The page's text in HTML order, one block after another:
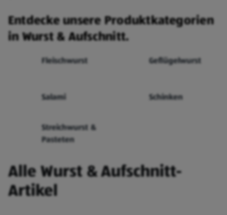
Entdecke unsere Produktkategorien
in Wurst & Aufschnitt.
Fleischwurst Geflügelwurst
Salami Schinken
Streichwurst &
Pasteten
Alle Wurst & Aufschnitt-
Artikel